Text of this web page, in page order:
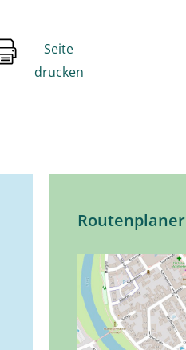
Seite
drucken
Routenplaner